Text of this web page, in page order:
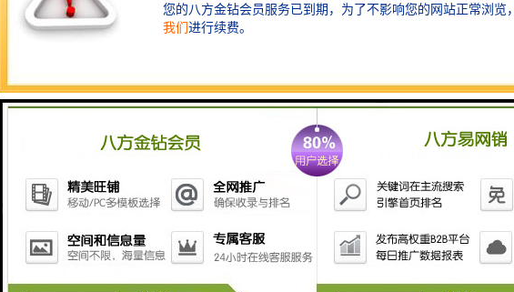
阻抗： 50欧姆
安装方式： 人孔式传感器：提前供货后由变压器厂家预装在变压器主体中
油阀式传感器：与变压器油阀法兰盘对接
总外径： 10.2mm
高使用频率： 8000MHz
衰减率： 衰减率154dB/km